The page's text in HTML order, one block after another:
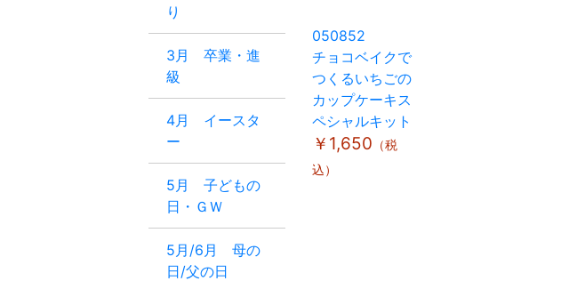
り
3月 卒業・進
級
4月 イースタ
ー
5月 子どもの
日・ＧＷ
5月/6月 母の
日/父の日
050852
チョコベイクで
つくるいちごの
カップケーキス
ペシャルキット
￥1,650 （税
込）